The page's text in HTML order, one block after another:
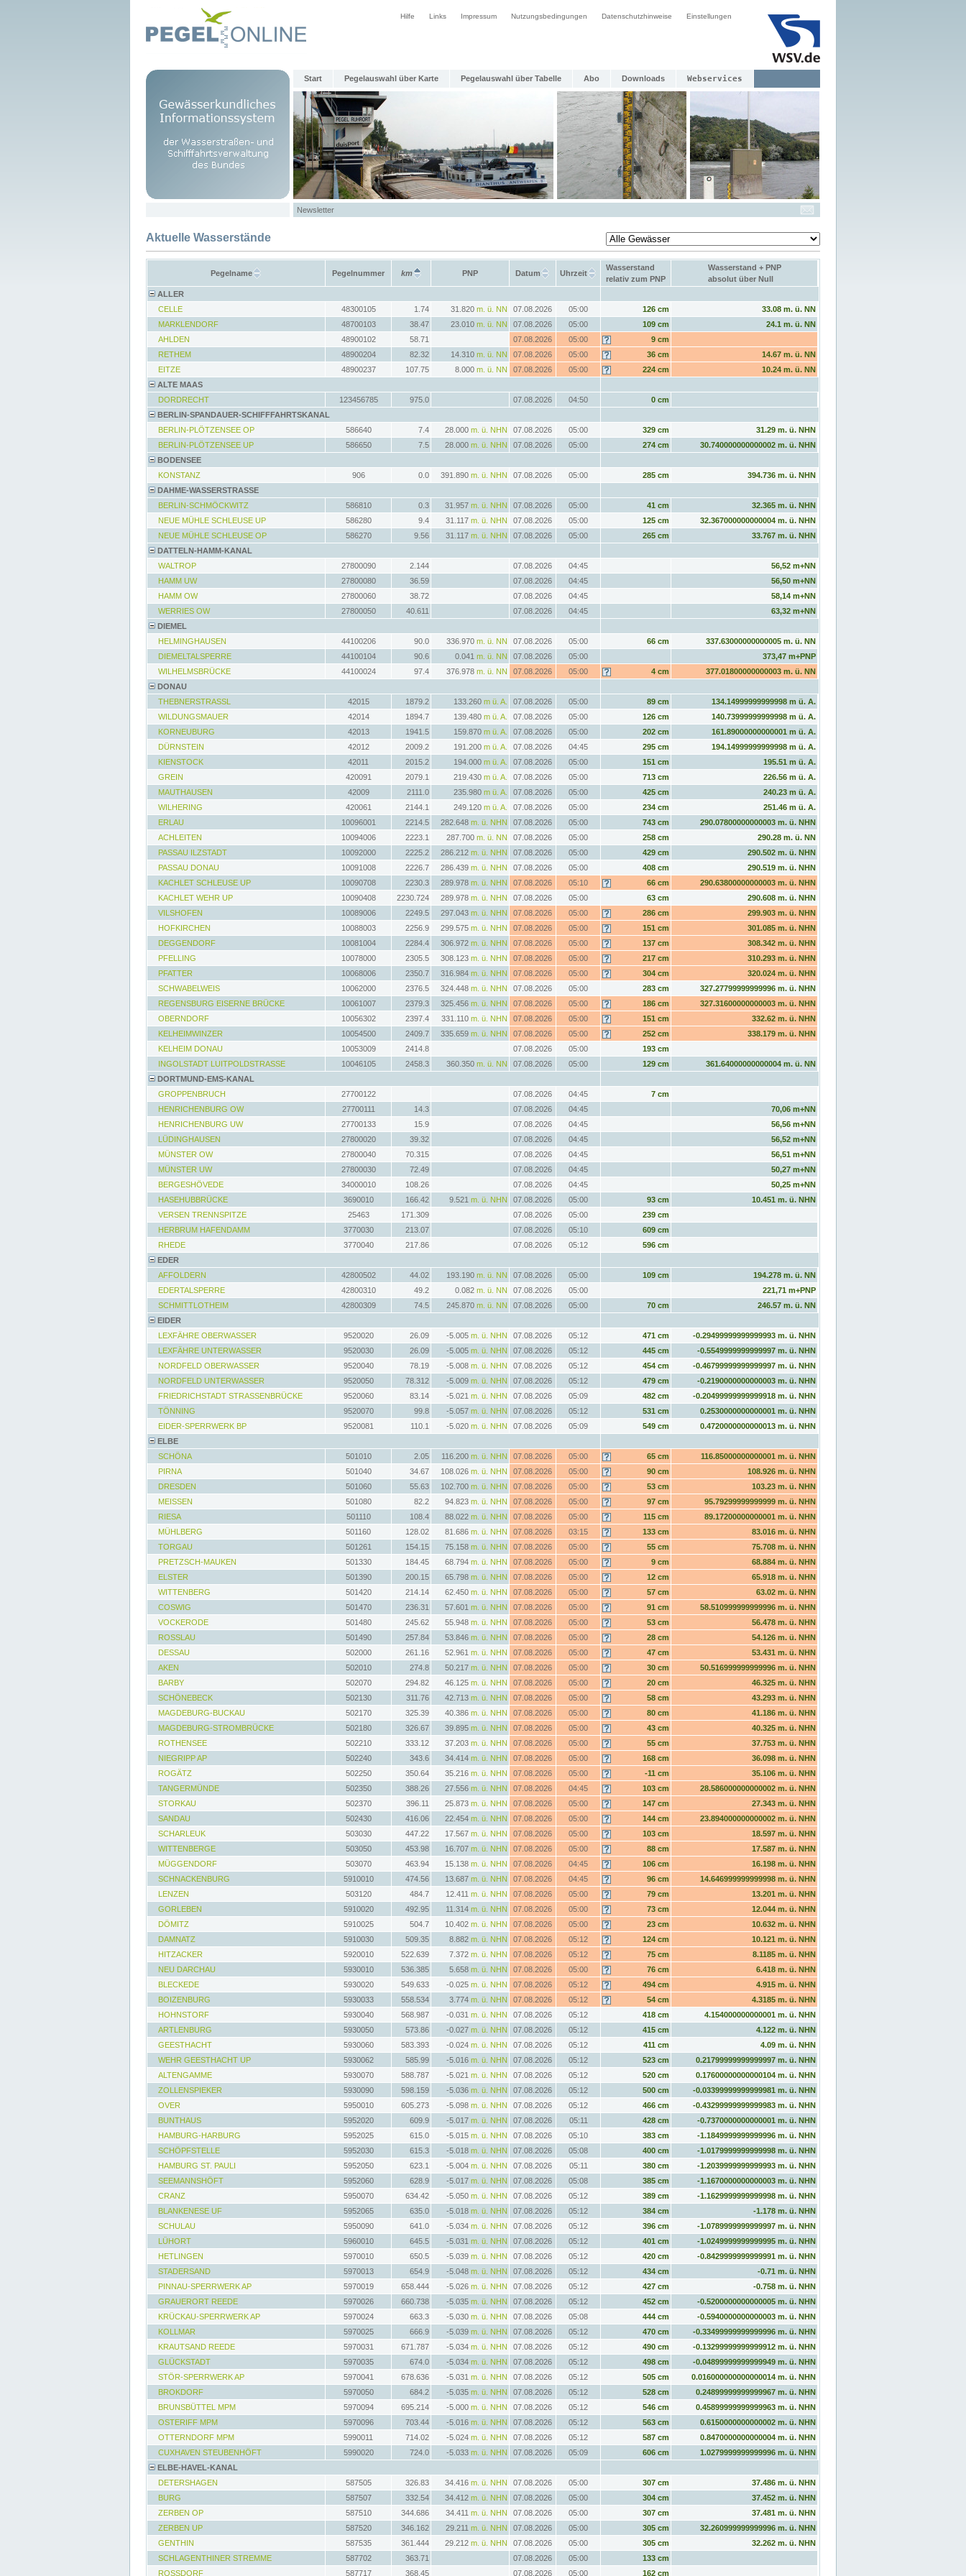
Hilfe Links Impressum Nutzungsbedingungen Datenschutzhinweise Einstellungen
Start Pegelauswahl über Karte Pegelauswahl über Tabelle Abo Downloads Webservices
Newsletter
Aktuelle Wasserstände
Pegelname Pegelnummer km PNP Datum Uhrzeit
Wasserstand
relativ zum PNP
Wasserstand + PNP
absolut über Null
ALLER
CELLE
48300105 1.74 31.820 m. ü. NN 07.08.2026 05:00 126 cm
33.08 m. ü. NN
MARKLENDORF
48700103 38.47 23.010 m. ü. NN 07.08.2026 05:00 109 cm
24.1 m. ü. NN
AHLDEN
48900102 58.71 07.08.2026 05:00
9 cm
RETHEM
48900204 82.32 14.310 m. ü. NN 07.08.2026 05:00 36 cm
14.67 m. ü. NN
EITZE
48900237 107.75 8.000 m. ü. NN 07.08.2026 05:00 224 cm
10.24 m. ü. NN
ALTE MAAS
DORDRECHT
123456785 975.0 07.08.2026 04:50
0 cm
BERLIN-SPANDAUER-SCHIFFFAHRTSKANAL
BERLIN-PLÖTZENSEE OP
586640 7.4 28.000 m. ü. NHN 07.08.2026 05:00 329 cm
31.29 m. ü. NHN
BERLIN-PLÖTZENSEE UP
586650 7.5 28.000 m. ü. NHN 07.08.2026 05:00 274 cm
30.740000000000002 m. ü. NHN
BODENSEE
KONSTANZ
906 0.0 391.890 m. ü. NHN 07.08.2026 05:00 285 cm
394.736 m. ü. NHN
DAHME-WASSERSTRASSE
BERLIN-SCHMÖCKWITZ
586810 0.3 31.957 m. ü. NHN 07.08.2026 05:00 41 cm
32.365 m. ü. NHN
NEUE MÜHLE SCHLEUSE UP
586280 9.4 31.117 m. ü. NHN 07.08.2026 05:00 125 cm
32.367000000000004 m. ü. NHN
NEUE MÜHLE SCHLEUSE OP
586270 9.56 31.117 m. ü. NHN 07.08.2026 05:00 265 cm
33.767 m. ü. NHN
DATTELN-HAMM-KANAL
WALTROP
27800090 2.144 07.08.2026 04:45
56,52 m+NN
HAMM UW
27800080 36.59 07.08.2026 04:45
56,50 m+NN
HAMM OW
27800060 38.72 07.08.2026 04:45
58,14 m+NN
WERRIES OW
27800050 40.611 07.08.2026 04:45
63,32 m+NN
DIEMEL
HELMINGHAUSEN
44100206 90.0 336.970 m. ü. NN 07.08.2026 05:00 66 cm
337.63000000000005 m. ü. NN
DIEMELTALSPERRE
44100104 90.6 0.041 m. ü. NN 07.08.2026 05:00
373,47 m+PNP
WILHELMSBRÜCKE
44100024 97.4 376.978 m. ü. NN 07.08.2026 05:00 4 cm
377.01800000000003 m. ü. NN
DONAU
THEBNERSTRASSL
42015 1879.2 133.260 m ü. A. 07.08.2026 05:00 89 cm
134.14999999999998 m ü. A.
WILDUNGSMAUER
42014 1894.7 139.480 m ü. A. 07.08.2026 05:00 126 cm
140.73999999999998 m ü. A.
KORNEUBURG
42013 1941.5 159.870 m ü. A. 07.08.2026 05:00 202 cm
161.89000000000001 m ü. A.
DÜRNSTEIN
42012 2009.2 191.200 m ü. A. 07.08.2026 04:45 295 cm
194.14999999999998 m ü. A.
KIENSTOCK
42011 2015.2 194.000 m ü. A. 07.08.2026 05:00 151 cm
195.51 m ü. A.
GREIN
420091 2079.1 219.430 m ü. A. 07.08.2026 05:00 713 cm
226.56 m ü. A.
MAUTHAUSEN
42009 2111.0 235.980 m ü. A. 07.08.2026 05:00 425 cm
240.23 m ü. A.
WILHERING
420061 2144.1 249.120 m ü. A. 07.08.2026 05:00 234 cm
251.46 m ü. A.
ERLAU
10096001 2214.5 282.648 m. ü. NHN 07.08.2026 05:00 743 cm
290.07800000000003 m. ü. NHN
ACHLEITEN
10094006 2223.1 287.700 m. ü. NN 07.08.2026 05:00 258 cm
290.28 m. ü. NN
PASSAU ILZSTADT
10092000 2225.2 286.212 m. ü. NHN 07.08.2026 05:00 429 cm
290.502 m. ü. NHN
PASSAU DONAU
10091008 2226.7 286.439 m. ü. NHN 07.08.2026 05:00 408 cm
290.519 m. ü. NHN
KACHLET SCHLEUSE UP
10090708 2230.3 289.978 m. ü. NHN 07.08.2026 05:10 66 cm
290.63800000000003 m. ü. NHN
KACHLET WEHR UP
10090408 2230.724 289.978 m. ü. NHN 07.08.2026 05:00 63 cm
290.608 m. ü. NHN
VILSHOFEN
10089006 2249.5 297.043 m. ü. NHN 07.08.2026 05:00 286 cm
299.903 m. ü. NHN
HOFKIRCHEN
10088003 2256.9 299.575 m. ü. NHN 07.08.2026 05:00 151 cm
301.085 m. ü. NHN
DEGGENDORF
10081004 2284.4 306.972 m. ü. NHN 07.08.2026 05:00 137 cm
308.342 m. ü. NHN
PFELLING
10078000 2305.5 308.123 m. ü. NHN 07.08.2026 05:00 217 cm
310.293 m. ü. NHN
PFATTER
10068006 2350.7 316.984 m. ü. NHN 07.08.2026 05:00 304 cm
320.024 m. ü. NHN
SCHWABELWEIS
10062000 2376.5 324.448 m. ü. NHN 07.08.2026 05:00 283 cm
327.27799999999996 m. ü. NHN
REGENSBURG EISERNE BRÜCKE
10061007 2379.3 325.456 m. ü. NHN 07.08.2026 05:00 186 cm
327.31600000000003 m. ü. NHN
OBERNDORF
10056302 2397.4 331.110 m. ü. NHN 07.08.2026 05:00 151 cm
332.62 m. ü. NHN
KELHEIMWINZER
10054500 2409.7 335.659 m. ü. NHN 07.08.2026 05:00 252 cm
338.179 m. ü. NHN
KELHEIM DONAU
10053009 2414.8 07.08.2026 05:00
193 cm
INGOLSTADT LUITPOLDSTRASSE
10046105 2458.3 360.350 m. ü. NN 07.08.2026 05:00 129 cm
361.64000000000004 m. ü. NN
DORTMUND-EMS-KANAL
GROPPENBRUCH
27700122 07.08.2026 04:45
7 cm
HENRICHENBURG OW
27700111 14.3 07.08.2026 04:45
70,06 m+NN
HENRICHENBURG UW
27700133 15.9 07.08.2026 04:45
56,56 m+NN
LÜDINGHAUSEN
27800020 39.32 07.08.2026 04:45
56,52 m+NN
MÜNSTER OW
27800040 70.315 07.08.2026 04:45
56,51 m+NN
MÜNSTER UW
27800030 72.49 07.08.2026 04:45
50,27 m+NN
BERGESHÖVEDE
34000010 108.26 07.08.2026 04:45
50,25 m+NN
HASEHUBBRÜCKE
3690010 166.42 9.521 m. ü. NHN 07.08.2026 05:00 93 cm
10.451 m. ü. NHN
VERSEN TRENNSPITZE
25463 171.309 07.08.2026 05:00
239 cm
HERBRUM HAFENDAMM
3770030 213.07 07.08.2026 05:10
609 cm
RHEDE
3770040 217.86 07.08.2026 05:12
596 cm
EDER
AFFOLDERN
42800502 44.02 193.190 m. ü. NN 07.08.2026 05:00 109 cm
194.278 m. ü. NN
EDERTALSPERRE
42800310 49.2 0.082 m. ü. NN 07.08.2026 05:00
221,71 m+PNP
SCHMITTLOTHEIM
42800309 74.5 245.870 m. ü. NN 07.08.2026 05:00 70 cm
246.57 m. ü. NN
EIDER
LEXFÄHRE OBERWASSER
9520020 26.09 -5.005 m. ü. NHN 07.08.2026 05:12 471 cm
-0.29499999999999993 m. ü. NHN
LEXFÄHRE UNTERWASSER
9520030 26.09 -5.005 m. ü. NHN 07.08.2026 05:12 445 cm
-0.5549999999999997 m. ü. NHN
NORDFELD OBERWASSER
9520040 78.19 -5.008 m. ü. NHN 07.08.2026 05:12 454 cm
-0.46799999999999997 m. ü. NHN
NORDFELD UNTERWASSER
9520050 78.312 -5.009 m. ü. NHN 07.08.2026 05:12 479 cm
-0.2190000000000003 m. ü. NHN
FRIEDRICHSTADT STRASSENBRÜCKE
9520060 83.14 -5.021 m. ü. NHN 07.08.2026 05:09 482 cm
-0.20499999999999918 m. ü. NHN
TÖNNING
9520070 99.8 -5.057 m. ü. NHN 07.08.2026 05:12 531 cm
0.2530000000000001 m. ü. NHN
EIDER-SPERRWERK BP
9520081 110.1 -5.020 m. ü. NHN 07.08.2026 05:09 549 cm
0.4720000000000013 m. ü. NHN
ELBE
SCHÖNA
501010 2.05 116.200 m. ü. NHN 07.08.2026 05:00 65 cm
116.85000000000001 m. ü. NHN
PIRNA
501040 34.67 108.026 m. ü. NHN 07.08.2026 05:00 90 cm
108.926 m. ü. NHN
DRESDEN
501060 55.63 102.700 m. ü. NHN 07.08.2026 05:00 53 cm
103.23 m. ü. NHN
MEISSEN
501080 82.2 94.823 m. ü. NHN 07.08.2026 05:00 97 cm
95.79299999999999 m. ü. NHN
RIESA
501110 108.4 88.022 m. ü. NHN 07.08.2026 05:00 115 cm
89.17200000000001 m. ü. NHN
MÜHLBERG
501160 128.02 81.686 m. ü. NHN 07.08.2026 03:15 133 cm
83.016 m. ü. NHN
TORGAU
501261 154.15 75.158 m. ü. NHN 07.08.2026 05:00 55 cm
75.708 m. ü. NHN
PRETZSCH-MAUKEN
501330 184.45 68.794 m. ü. NHN 07.08.2026 05:00 9 cm
68.884 m. ü. NHN
ELSTER
501390 200.15 65.798 m. ü. NHN 07.08.2026 05:00 12 cm
65.918 m. ü. NHN
WITTENBERG
501420 214.14 62.450 m. ü. NHN 07.08.2026 05:00 57 cm
63.02 m. ü. NHN
COSWIG
501470 236.31 57.601 m. ü. NHN 07.08.2026 05:00 91 cm
58.510999999999996 m. ü. NHN
VOCKERODE
501480 245.62 55.948 m. ü. NHN 07.08.2026 05:00 53 cm
56.478 m. ü. NHN
ROSSLAU
501490 257.84 53.846 m. ü. NHN 07.08.2026 05:00 28 cm
54.126 m. ü. NHN
DESSAU
502000 261.16 52.961 m. ü. NHN 07.08.2026 05:00 47 cm
53.431 m. ü. NHN
AKEN
502010 274.8 50.217 m. ü. NHN 07.08.2026 05:00 30 cm
50.516999999999996 m. ü. NHN
BARBY
502070 294.82 46.125 m. ü. NHN 07.08.2026 05:00 20 cm
46.325 m. ü. NHN
SCHÖNEBECK
502130 311.76 42.713 m. ü. NHN 07.08.2026 05:00 58 cm
43.293 m. ü. NHN
MAGDEBURG-BUCKAU
502170 325.39 40.386 m. ü. NHN 07.08.2026 05:00 80 cm
41.186 m. ü. NHN
MAGDEBURG-STROMBRÜCKE
502180 326.67 39.895 m. ü. NHN 07.08.2026 05:00 43 cm
40.325 m. ü. NHN
ROTHENSEE
502210 333.12 37.203 m. ü. NHN 07.08.2026 05:00 55 cm
37.753 m. ü. NHN
NIEGRIPP AP
502240 343.6 34.414 m. ü. NHN 07.08.2026 05:00 168 cm
36.098 m. ü. NHN
ROGÄTZ
502250 350.64 35.216 m. ü. NHN 07.08.2026 05:00 -11 cm
35.106 m. ü. NHN
TANGERMÜNDE
502350 388.26 27.556 m. ü. NHN 07.08.2026 04:45 103 cm
28.586000000000002 m. ü. NHN
STORKAU
502370 396.11 25.873 m. ü. NHN 07.08.2026 05:00 147 cm
27.343 m. ü. NHN
SANDAU
502430 416.06 22.454 m. ü. NHN 07.08.2026 05:00 144 cm
23.894000000000002 m. ü. NHN
SCHARLEUK
503030 447.22 17.567 m. ü. NHN 07.08.2026 05:00 103 cm
18.597 m. ü. NHN
WITTENBERGE
503050 453.98 16.707 m. ü. NHN 07.08.2026 05:00 88 cm
17.587 m. ü. NHN
MÜGGENDORF
503070 463.94 15.138 m. ü. NHN 07.08.2026 04:45 106 cm
16.198 m. ü. NHN
SCHNACKENBURG
5910010 474.56 13.687 m. ü. NHN 07.08.2026 04:45 96 cm
14.646999999999998 m. ü. NHN
LENZEN
503120 484.7 12.411 m. ü. NHN 07.08.2026 05:00 79 cm
13.201 m. ü. NHN
GORLEBEN
5910020 492.95 11.314 m. ü. NHN 07.08.2026 05:00 73 cm
12.044 m. ü. NHN
DÖMITZ
5910025 504.7 10.402 m. ü. NHN 07.08.2026 05:00 23 cm
10.632 m. ü. NHN
DAMNATZ
5910030 509.35 8.882 m. ü. NHN 07.08.2026 05:12 124 cm
10.121 m. ü. NHN
HITZACKER
5920010 522.639 7.372 m. ü. NHN 07.08.2026 05:12 75 cm
8.1185 m. ü. NHN
NEU DARCHAU
5930010 536.385 5.658 m. ü. NHN 07.08.2026 05:00 76 cm
6.418 m. ü. NHN
BLECKEDE
5930020 549.633 -0.025 m. ü. NHN 07.08.2026 05:12 494 cm
4.915 m. ü. NHN
BOIZENBURG
5930033 558.534 3.774 m. ü. NHN 07.08.2026 05:12 54 cm
4.3185 m. ü. NHN
HOHNSTORF
5930040 568.987 -0.031 m. ü. NHN 07.08.2026 05:12 418 cm
4.154000000000001 m. ü. NHN
ARTLENBURG
5930050 573.86 -0.027 m. ü. NHN 07.08.2026 05:12 415 cm
4.122 m. ü. NHN
GEESTHACHT
5930060 583.393 -0.024 m. ü. NHN 07.08.2026 05:12 411 cm
4.09 m. ü. NHN
WEHR GEESTHACHT UP
5930062 585.99 -5.016 m. ü. NHN 07.08.2026 05:12 523 cm
0.21799999999999997 m. ü. NHN
ALTENGAMME
5930070 588.787 -5.021 m. ü. NHN 07.08.2026 05:12 520 cm
0.17600000000000104 m. ü. NHN
ZOLLENSPIEKER
5930090 598.159 -5.036 m. ü. NHN 07.08.2026 05:12 500 cm
-0.03399999999999981 m. ü. NHN
OVER
5950010 605.273 -5.098 m. ü. NHN 07.08.2026 05:12 466 cm
-0.43299999999999983 m. ü. NHN
BUNTHAUS
5952020 609.9 -5.017 m. ü. NHN 07.08.2026 05:11 428 cm
-0.7370000000000001 m. ü. NHN
HAMBURG-HARBURG
5952025 615.0 -5.015 m. ü. NHN 07.08.2026 05:10 383 cm
-1.1849999999999996 m. ü. NHN
SCHÖPFSTELLE
5952030 615.3 -5.018 m. ü. NHN 07.08.2026 05:08 400 cm
-1.0179999999999998 m. ü. NHN
HAMBURG ST. PAULI
5952050 623.1 -5.004 m. ü. NHN 07.08.2026 05:11 380 cm
-1.2039999999999993 m. ü. NHN
SEEMANNSHÖFT
5952060 628.9 -5.017 m. ü. NHN 07.08.2026 05:08 385 cm
-1.1670000000000003 m. ü. NHN
CRANZ
5950070 634.42 -5.050 m. ü. NHN 07.08.2026 05:12 389 cm
-1.1629999999999998 m. ü. NHN
BLANKENESE UF
5952065 635.0 -5.018 m. ü. NHN 07.08.2026 05:12 384 cm
-1.178 m. ü. NHN
SCHULAU
5950090 641.0 -5.034 m. ü. NHN 07.08.2026 05:12 396 cm
-1.0789999999999997 m. ü. NHN
LÜHORT
5960010 645.5 -5.031 m. ü. NHN 07.08.2026 05:12 401 cm
-1.0249999999999995 m. ü. NHN
HETLINGEN
5970010 650.5 -5.039 m. ü. NHN 07.08.2026 05:12 420 cm
-0.8429999999999991 m. ü. NHN
STADERSAND
5970013 654.9 -5.048 m. ü. NHN 07.08.2026 05:12 434 cm
-0.71 m. ü. NHN
PINNAU-SPERRWERK AP
5970019 658.444 -5.026 m. ü. NHN 07.08.2026 05:12 427 cm
-0.758 m. ü. NHN
GRAUERORT REEDE
5970026 660.738 -5.035 m. ü. NHN 07.08.2026 05:12 452 cm
-0.5200000000000005 m. ü. NHN
KRÜCKAU-SPERRWERK AP
5970024 663.3 -5.030 m. ü. NHN 07.08.2026 05:08 444 cm
-0.5940000000000003 m. ü. NHN
KOLLMAR
5970025 666.9 -5.039 m. ü. NHN 07.08.2026 05:12 470 cm
-0.33499999999999996 m. ü. NHN
KRAUTSAND REEDE
5970031 671.787 -5.034 m. ü. NHN 07.08.2026 05:12 490 cm
-0.13299999999999912 m. ü. NHN
GLÜCKSTADT
5970035 674.0 -5.034 m. ü. NHN 07.08.2026 05:12 498 cm
-0.04899999999999949 m. ü. NHN
STÖR-SPERRWERK AP
5970041 678.636 -5.031 m. ü. NHN 07.08.2026 05:12 505 cm
0.016000000000000014 m. ü. NHN
BROKDORF
5970050 684.2 -5.035 m. ü. NHN 07.08.2026 05:12 528 cm
0.24899999999999967 m. ü. NHN
BRUNSBÜTTEL MPM
5970094 695.214 -5.000 m. ü. NHN 07.08.2026 05:12 546 cm
0.45899999999999963 m. ü. NHN
OSTERIFF MPM
5970096 703.44 -5.016 m. ü. NHN 07.08.2026 05:12 563 cm
0.6150000000000002 m. ü. NHN
OTTERNDORF MPM
5990011 714.02 -5.024 m. ü. NHN 07.08.2026 05:12 587 cm
0.8470000000000004 m. ü. NHN
CUXHAVEN STEUBENHÖFT
5990020 724.0 -5.033 m. ü. NHN 07.08.2026 05:09 606 cm
1.0279999999999996 m. ü. NHN
ELBE-HAVEL-KANAL
DETERSHAGEN
587505 326.83 34.416 m. ü. NHN 07.08.2026 05:00 307 cm
37.486 m. ü. NHN
BURG
587507 332.54 34.412 m. ü. NHN 07.08.2026 05:00 304 cm
37.452 m. ü. NHN
ZERBEN OP
587510 344.686 34.411 m. ü. NHN 07.08.2026 05:00 307 cm
37.481 m. ü. NHN
ZERBEN UP
587520 346.162 29.211 m. ü. NHN 07.08.2026 05:00 305 cm
32.260999999999996 m. ü. NHN
GENTHIN
587535 361.444 29.212 m. ü. NHN 07.08.2026 05:00 305 cm
32.262 m. ü. NHN
SCHLAGENTHINER STREMME
587702 363.71 07.08.2026 05:00
133 cm
ROSSDORF
587717 368.45 07.08.2026 05:00 162 cm